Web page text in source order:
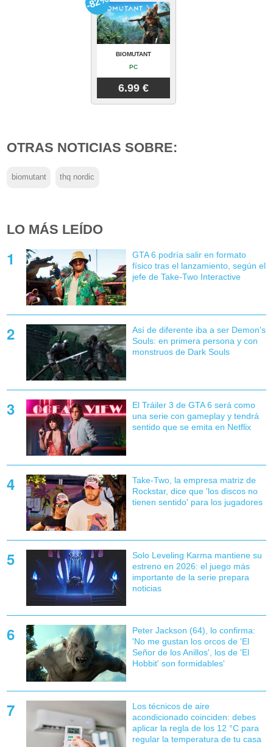
BIOMUTANT
PC
6.99 €
OTRAS NOTICIAS SOBRE:
biomutant thq nordic
LO MÁS LEÍDO
GTA 6 podría salir en formato
físico tras el lanzamiento, según el
jefe de Take-Two Interactive
Así de diferente iba a ser Demon's
Souls: en primera persona y con
monstruos de Dark Souls
El Tráiler 3 de GTA 6 será como
una serie con gameplay y tendrá
sentido que se emita en Netflix
Take-Two, la empresa matriz de
Rockstar, dice que 'los discos no
tienen sentido' para los jugadores
Solo Leveling Karma mantiene su
estreno en 2026: el juego más
importante de la serie prepara
noticias
Peter Jackson (64), lo confirma:
'No me gustan los orcos de 'El
Señor de los Anillos', los de 'El
Hobbit' son formidables'
Los técnicos de aire
acondicionado coinciden: debes
aplicar la regla de los 12 °C para
regular la temperatura de tu casa